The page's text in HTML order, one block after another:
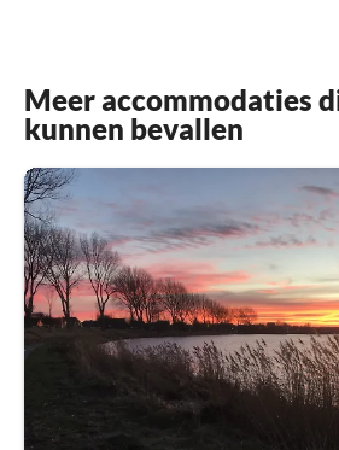
Meer accommodaties
kunnen bevallen